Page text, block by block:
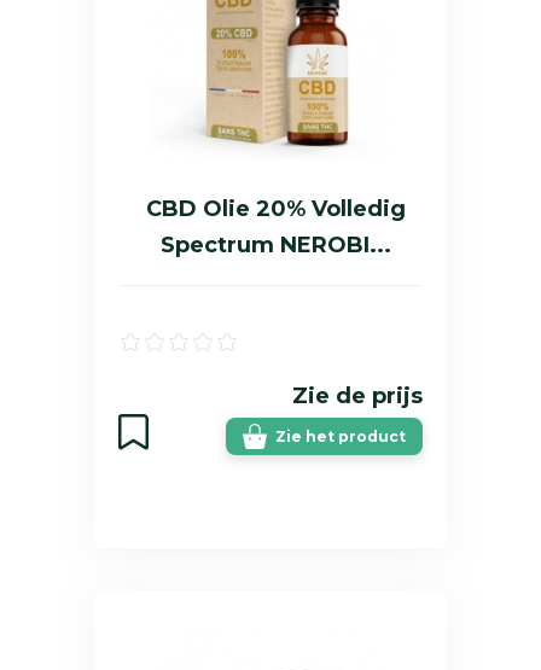
CBD Olie 20% Volledig
Spectrum NEROBI...
Zie de prijs
Zie het product